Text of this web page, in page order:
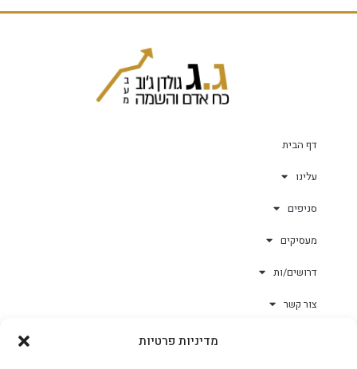
מדיניות פרטיות
דף הבית
עלינו
סניפים
מעסיקים
דרושים/ות
צור קשר